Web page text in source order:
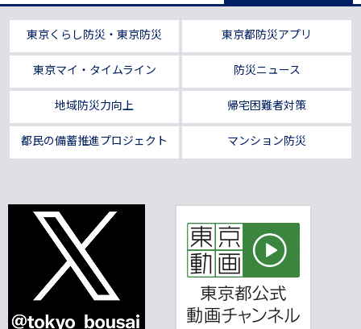
東京くらし防災・東京防災 東京都防災アプリ
東京マイ・タイムライン 防災ニュース
地域防災力向上 帰宅困難者対策
都民の備蓄推進プロジェクト マンション防災